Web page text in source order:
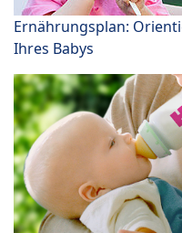
Ernährungsplan:
Ihres Babys